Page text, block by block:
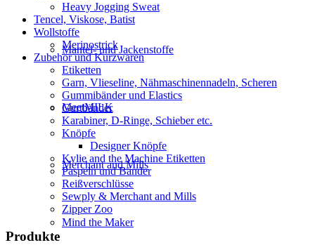
Mantel- und Jackenstoffe
MeetMILK
Merchant and Mills
Mind the Maker
Heavy Jogging Sweat
Tencel, Viskose, Batist
Wollstoffe
Merinostrick
Zubehör und Kurzwaren
Etiketten
Garn, Vlieseline, Nähmaschinennadeln, Scheren
Gummibänder und Elastics
Gurtbänder
Karabiner, D-Ringe, Schieber etc.
Knöpfe
Designer Knöpfe
Kylie and the Machine Etiketten
Paspeln und Bänder
Reißverschlüsse
Sewply & Merchant and Mills
Zipper Zoo
Produkte